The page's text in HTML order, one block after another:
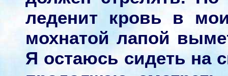
леденит кровь в
мохнатой лапой
Я остаюсь сидеть на